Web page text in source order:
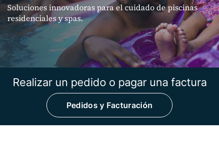
Soluciones innovadoras para el cuidado de piscinas
residenciales y spas.
Realizar un pedido o pagar una factura
Pedidos y Facturación